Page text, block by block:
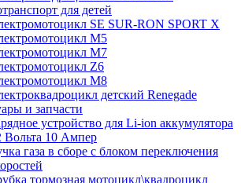
для детей
SE SUR-RON SPORT X
М5
М7
Z6
М8
детский Renegade
и запчасти
устройство для Li-ion аккумулятора
Вольта 10 Ампер
газа в сборе с блоком переключения
тормозная мотоцикл\квадроцикл